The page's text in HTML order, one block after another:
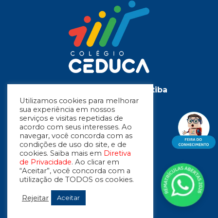
Colégio Cristão em Curitiba
Educação Infantil
Ensino Fundamental 1
Ensino Fundamental 2
Siga-nos
Utilizamos cookies para melhorar
sua experiência em nossos
serviços e visitas repetidas de
acordo com seus interesses. Ao
navegar, você concorda com as
condições de uso do site, e de
cookies. Saiba mais em Diretiva
de Privacidade. Ao clicar em
“Aceitar”, você concorda com a
utilização de TODOS os cookies.
Rejeitar Aceitar